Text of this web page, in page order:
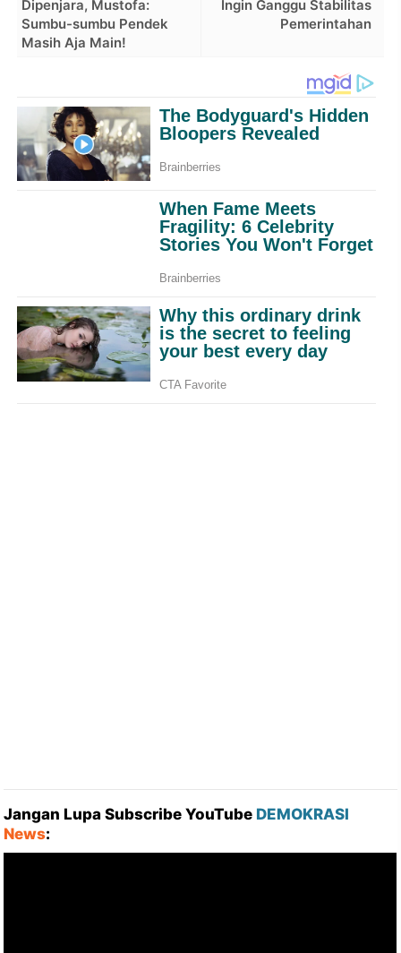
Ingin Ganggu Stabilitas
Pemerintahan
Dipenjara, Mustofa:
Sumbu-sumbu Pendek
Masih Aja Main!
Jangan Lupa Subscribe YouTube DEMOKRASI
News: